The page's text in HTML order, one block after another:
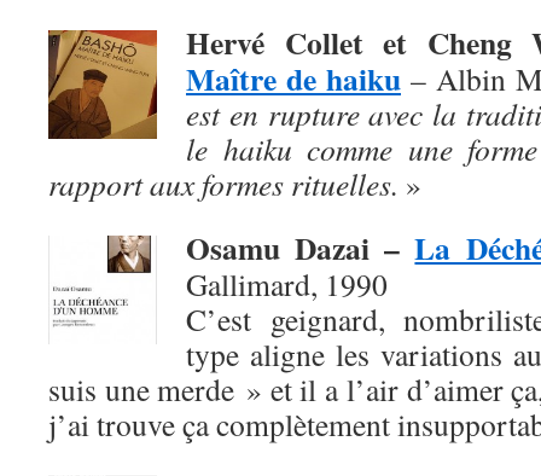
Hervé Collet et
Maître de haiku – Albin
est en rupture avec la
le haiku comme une
rapport aux formes rituelles. »
Osamu Dazai –La
Gallimard, 1990
C’est geignard,
type aligne les variations
suis une merde » et il a l’air d’aimer
j’ai trouve ça complètement